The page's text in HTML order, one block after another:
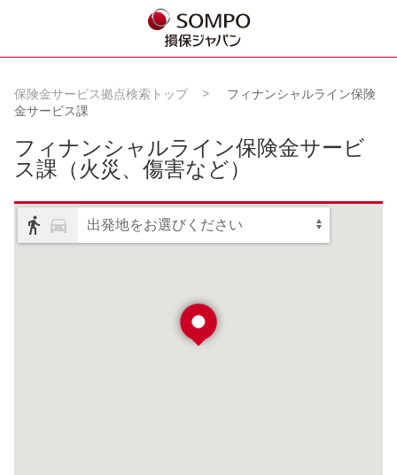
保険金サービス拠点検索トップ
フィナンシャルライン保険
金サービス課
フィナンシャルライン保険金サービ
ス課 （火災、傷害など）
出発地をお選びください